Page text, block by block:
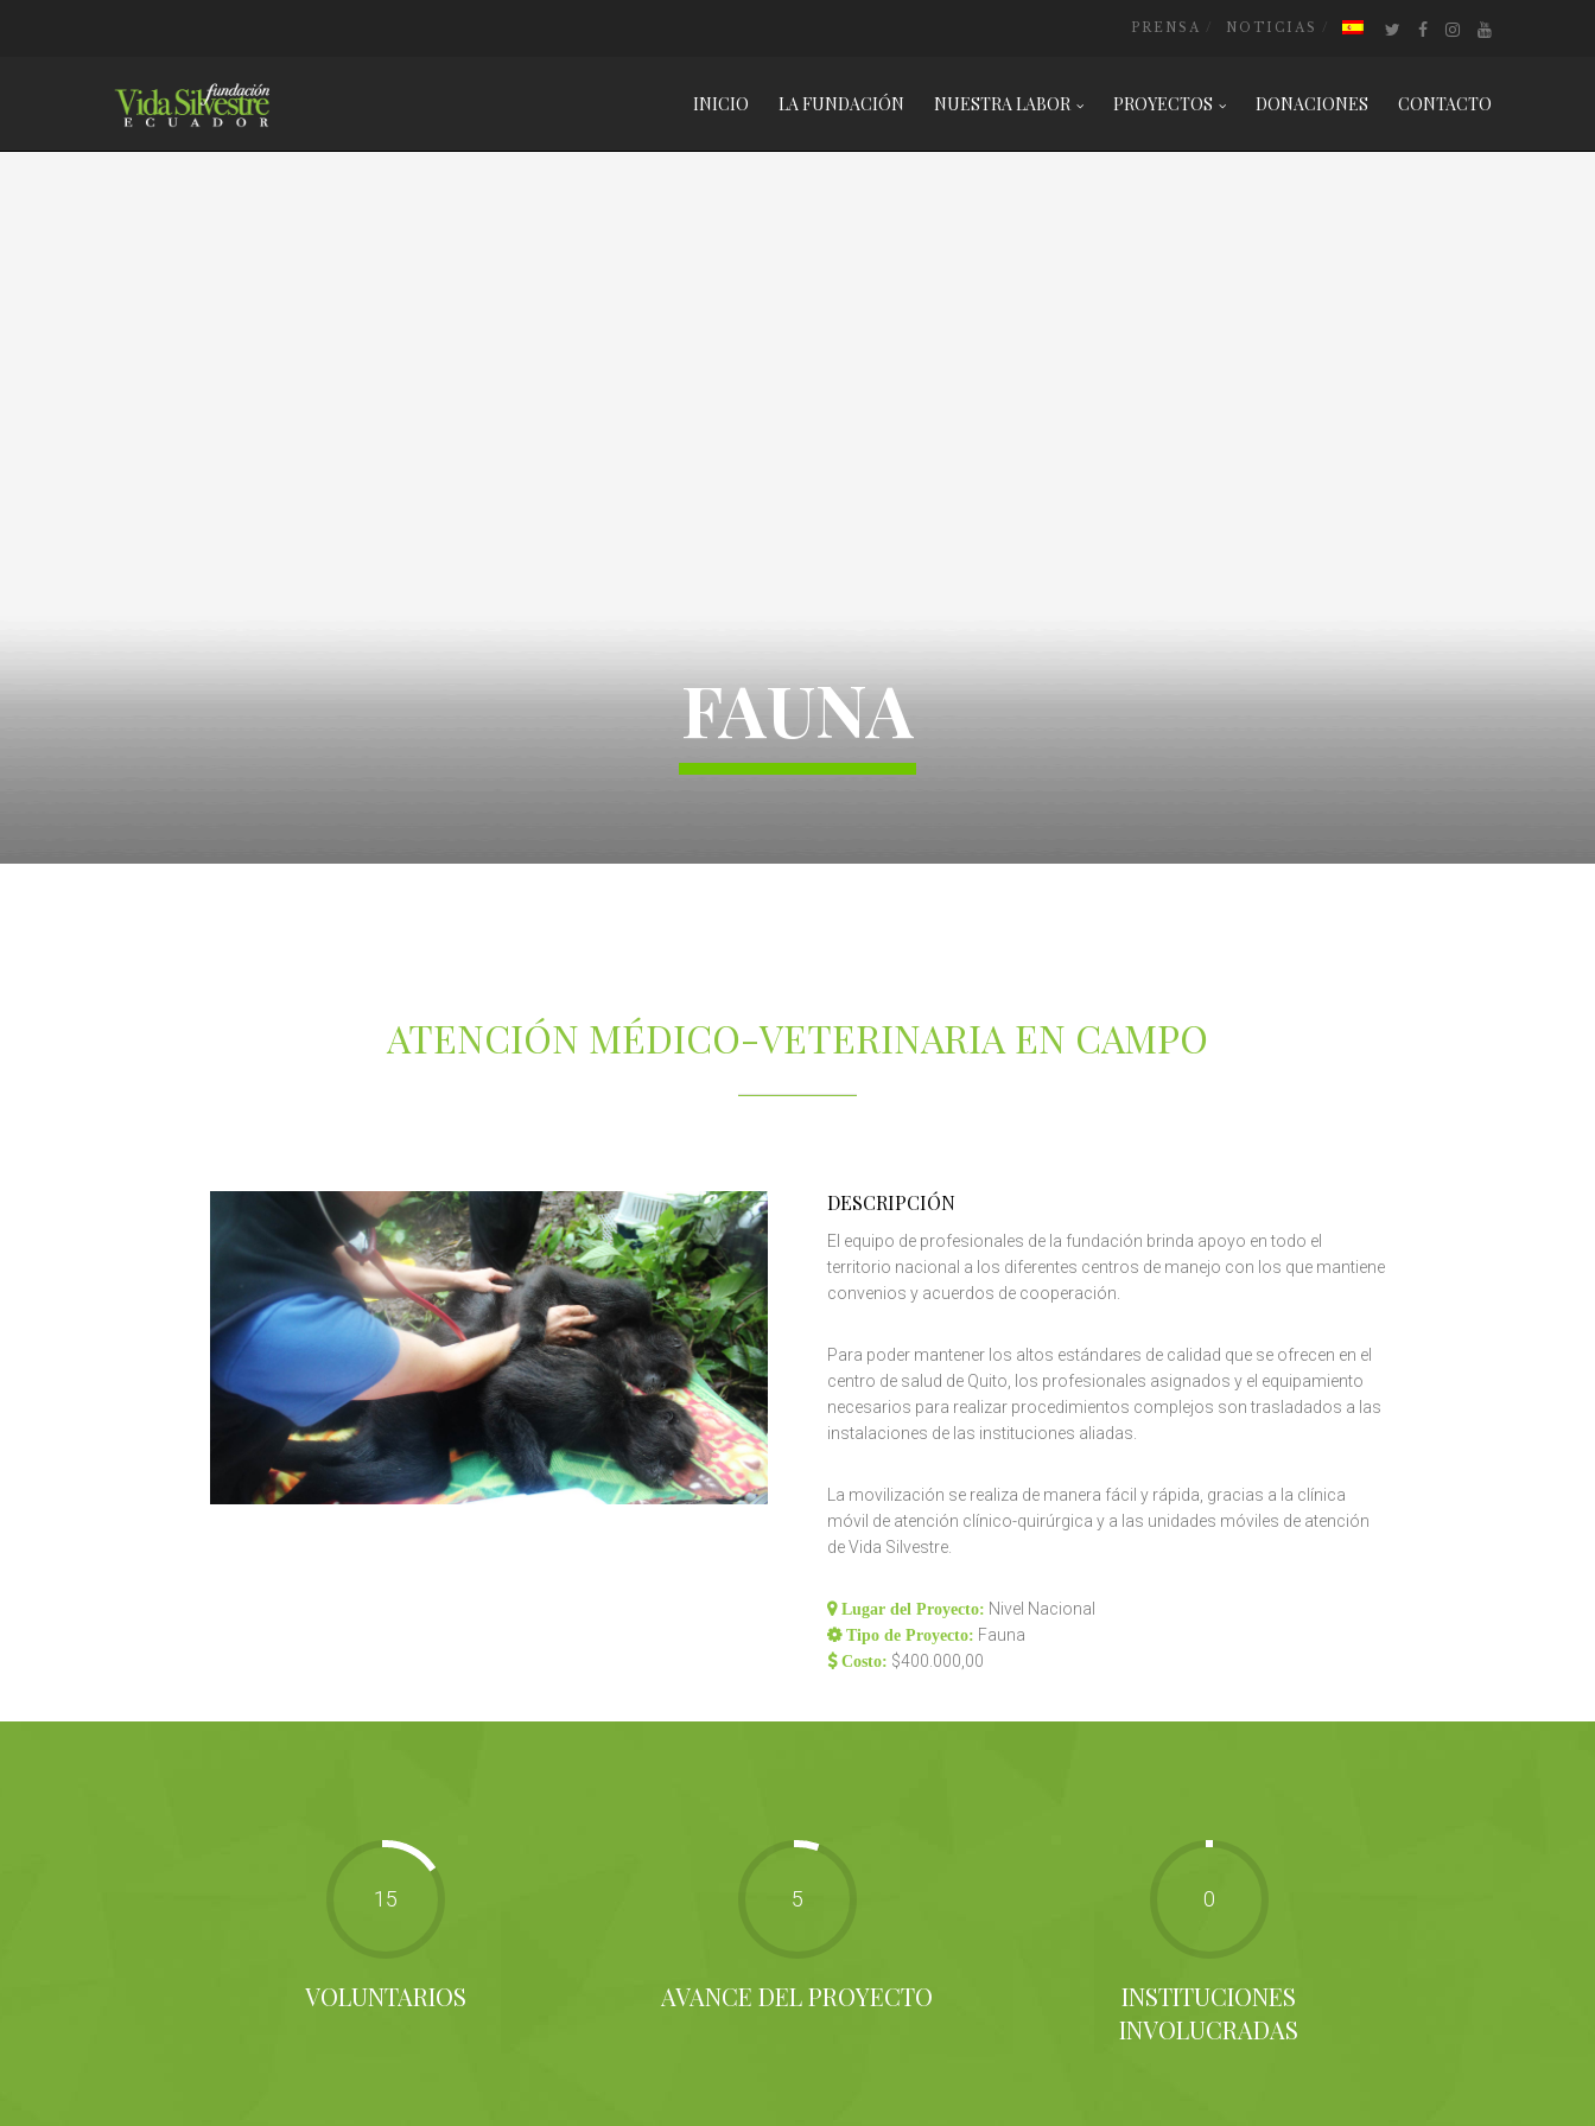
PRENSA NOTICIAS
INICIO LA FUNDACIÓN NUESTRA LABOR PROYECTOS DONACIONES CONTACTO
FAUNA
ATENCIÓN MÉDICO-VETERINARIA EN CAMPO
DESCRIPCIÓN
El equipo de profesionales de la fundación brinda apoyo en todo el
territorio nacional a los diferentes centros de manejo con los que mantiene
convenios y acuerdos de cooperación.
Para poder mantener los altos estándares de calidad que se ofrecen en el
centro de salud de Quito, los profesionales asignados y el equipamiento
necesarios para realizar procedimientos complejos son trasladados a las
instalaciones de las instituciones aliadas.
La movilización se realiza de manera fácil y rápida, gracias a la clínica
móvil de atención clínico-quirúrgica y a las unidades móviles de atención
de Vida Silvestre.
Lugar del Proyecto: Nivel Nacional
Tipo de Proyecto: Fauna
Costo: $400.000,00
15
VOLUNTARIOS
5
AVANCE DEL PROYECTO
0
INSTITUCIONES
INVOLUCRADAS